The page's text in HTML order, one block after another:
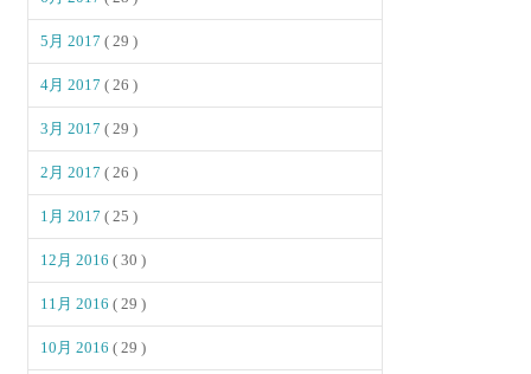
5月 2017( 29 )
4月 2017( 26 )
3月 2017( 29 )
2月 2017( 26 )
1月 2017( 25 )
12月 2016( 30 )
11月 2016( 29 )
10月 2016( 29 )